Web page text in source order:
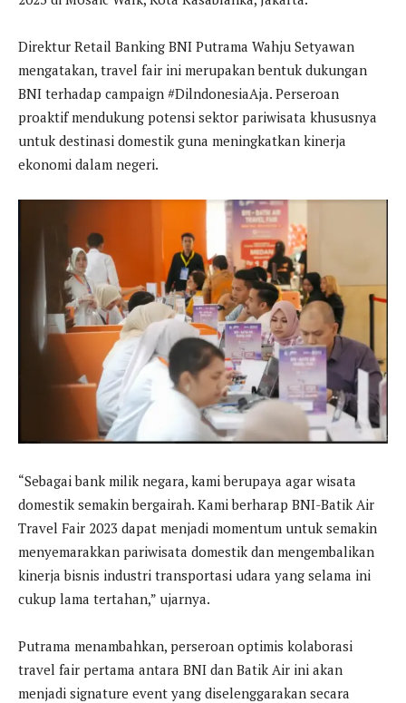
Direktur Retail Banking BNI Putrama Wahju Setyawan
mengatakan, travel fair ini merupakan bentuk dukungan
BNI terhadap campaign #DilndonesiaAja. Perseroan
proaktif mendukung potensi sektor pariwisata khususnya
untuk destinasi domestik guna meningkatkan kinerja
ekonomi dalam negeri.
“Sebagai bank milik negara, kami berupaya agar wisata
domestik semakin bergairah. Kami berharap BNI-Batik Air
Travel Fair 2023 dapat menjadi momentum untuk semakin
menyemarakkan pariwisata domestik dan mengembalikan
kinerja bisnis industri transportasi udara yang selama ini
cukup lama tertahan,” ujarnya.
Putrama menambahkan, perseroan optimis kolaborasi
travel fair pertama antara BNI dan Batik Air ini akan
menjadi signature event yang diselenggarakan secara